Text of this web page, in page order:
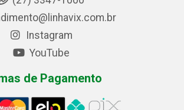
Instagram
YouTube
de Pagamento